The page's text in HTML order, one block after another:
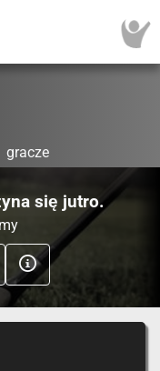
gracze
się jutro.